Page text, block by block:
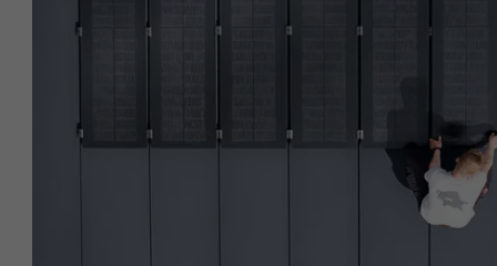
EXPIRATION
UTILITÉ
EXPIRATION